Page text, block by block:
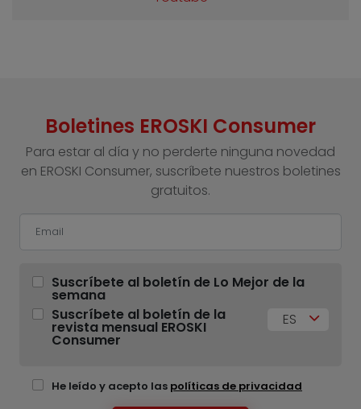
Boletines EROSKI Consumer
Para estar al día y no perderte ninguna novedad
en EROSKI Consumer, suscríbete nuestros boletines
gratuitos.
Suscríbete al boletín de Lo Mejor de la
semana
Suscríbete al boletín de la
revista mensual EROSKI
Consumer
ES
He leído y acepto las políticas de privacidad